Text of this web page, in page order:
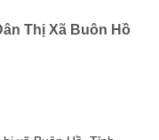
Thị Xã Buôn Hồ